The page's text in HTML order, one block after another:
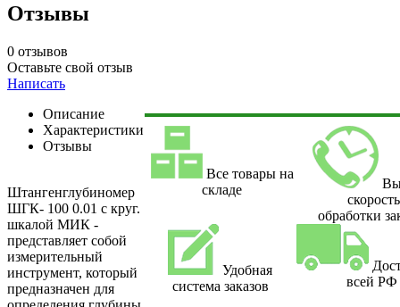
Отзывы
0 отзывов
Оставьте свой отзыв
Написать
Описание
Характеристики
Отзывы
Штангенглубиномер
ШГК- 100 0.01 с круг.
шкалой МИК -
представляет собой
измерительный
инструмент, который
предназначен для
Все товары на
складе
скорость
обработки
Удобная
система заказов
всей РФ